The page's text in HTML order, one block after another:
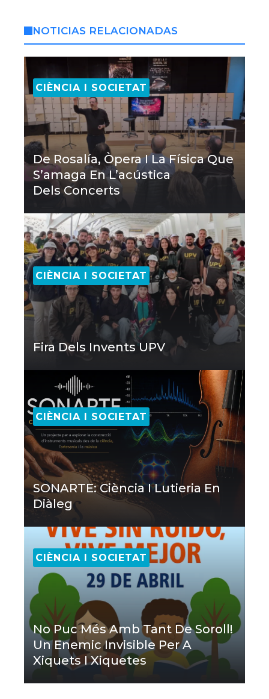
NOTICIAS RELACIONADAS
CIÈNCIA I SOCIETAT
De Rosalía, Òpera I La Física Que
S’amaga En L’acústica
Dels Concerts
CIÈNCIA I SOCIETAT
Fira Dels Invents UPV
CIÈNCIA I SOCIETAT
SONARTE: Ciència I Lutieria En
Diàleg
CIÈNCIA I SOCIETAT
No Puc Més Amb Tant De Soroll!
Un Enemic Invisible Per A
Xiquets I Xiquetes